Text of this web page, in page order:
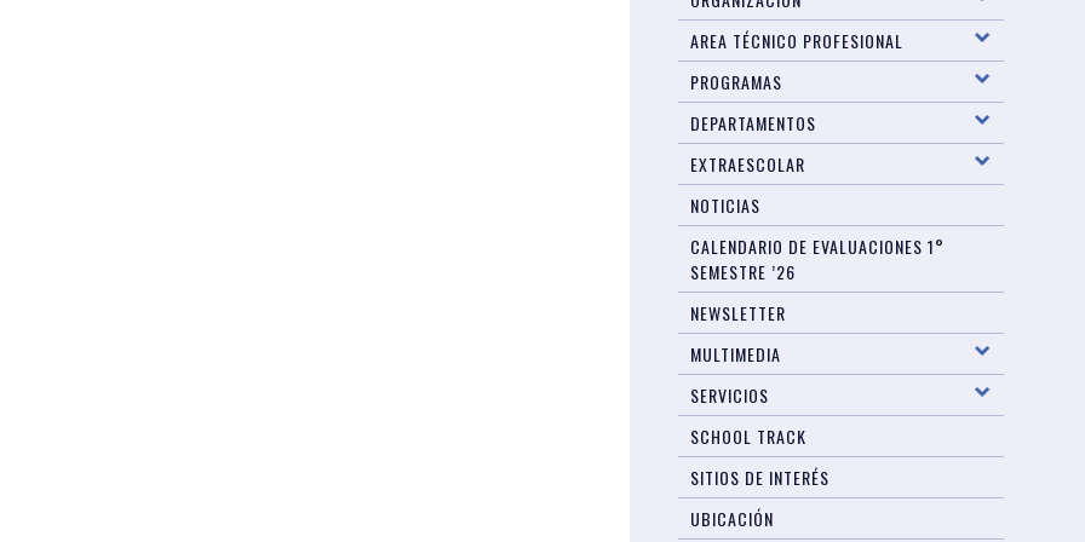
AREA TÉCNICO PROFESIONAL
PROGRAMAS
DEPARTAMENTOS
EXTRAESCOLAR
NOTICIAS
CALENDARIO DE EVALUACIONES 1°
SEMESTRE ’26
NEWSLETTER
MULTIMEDIA
SERVICIOS
SCHOOL TRACK
SITIOS DE INTERÉS
UBICACIÓN